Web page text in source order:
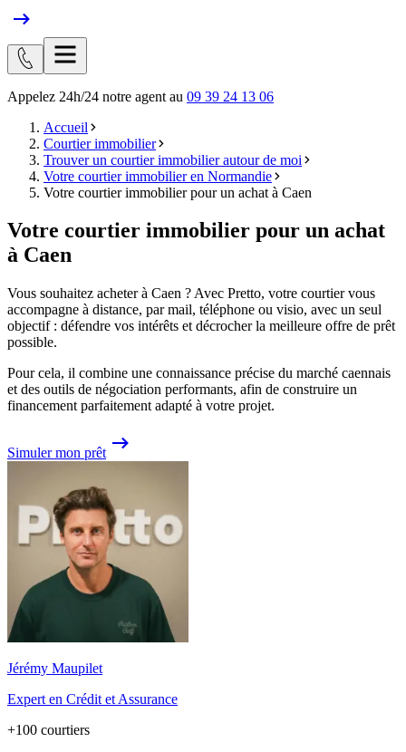
Appelez 24h/24 notre agent au 09 39 24 13 06
Accueil
Courtier immobilier
Trouver un courtier immobilier autour de moi
Votre courtier immobilier en Normandie
Votre courtier immobilier pour un achat à Caen
Votre courtier immobilier pour un achat
à Caen
Vous souhaitez acheter à Caen ? Avec Pretto, votre courtier vous
accompagne à distance, par mail, téléphone ou visio, avec un seul
objectif : défendre vos intérêts et décrocher la meilleure offre de prêt
possible.
Pour cela, il combine une connaissance précise du marché caennais
et des outils de négociation performants, afin de construire un
financement parfaitement adapté à votre projet.
Simuler mon prêt
Jérémy Maupilet
Expert en Crédit et Assurance
+100 courtiers